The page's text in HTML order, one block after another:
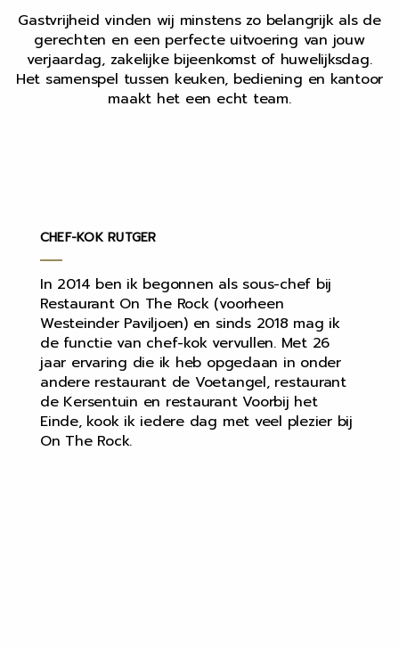
Gastvrijheid vinden wij minstens zo belangrijk als de
gerechten en een perfecte uitvoering van jouw
verjaardag, zakelijke bijeenkomst of huwelijksdag.
Het samenspel tussen keuken, bediening en kantoor
maakt het een echt team.
CHEF-KOK RUTGER
In 2014 ben ik begonnen als sous-chef bij
Restaurant On The Rock (voorheen
Westeinder Paviljoen) en sinds 2018 mag ik
de functie van chef-kok vervullen. Met 26
jaar ervaring die ik heb opgedaan in onder
andere restaurant de Voetangel, restaurant
de Kersentuin en restaurant Voorbij het
Einde, kook ik iedere dag met veel plezier bij
On The Rock.